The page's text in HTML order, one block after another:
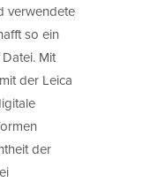
verwendete
so ein
Mit
der Leica
der